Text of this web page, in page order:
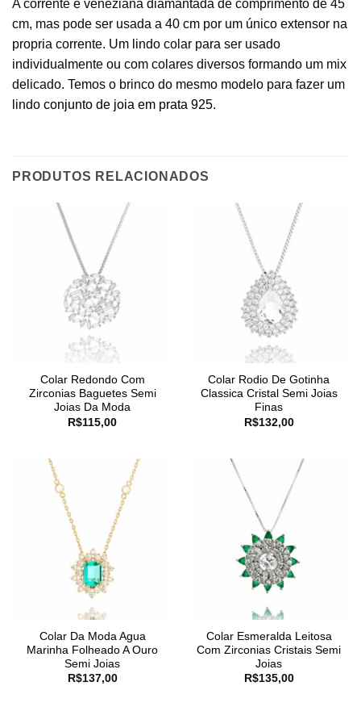
A corrente é veneziana diamantada de comprimento de 45
cm, mas pode ser usada a 40 cm por um único extensor na
propria corrente. Um lindo colar para ser usado
individualmente ou com colares diversos formando um mix
delicado. Temos o brinco do mesmo modelo para fazer um
lindo conjunto de joia em prata 925.
PRODUTOS RELACIONADOS
Colar Redondo Com
Zirconias Baguetes Semi
Joias Da Moda
R$115,00
Colar Rodio De Gotinha
Classica Cristal Semi Joias
Finas
R$132,00
Colar Da Moda Agua
Marinha Folheado A Ouro
Semi Joias
R$137,00
Colar Esmeralda Leitosa
Com Zirconias Cristais Semi
Joias
R$135,00